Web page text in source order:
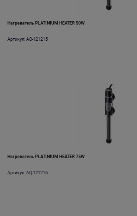
Нагреватель PLATINIUM HEATER 50W
Артикул: AQ-121215
Нагреватель PLATINIUM HEATER 75W
Артикул: AQ-121216